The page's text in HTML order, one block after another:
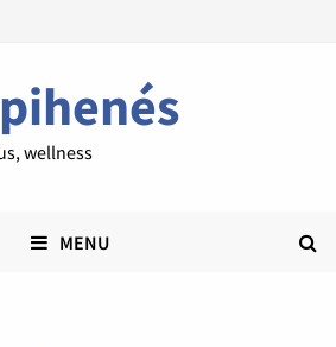
wellness
MENU